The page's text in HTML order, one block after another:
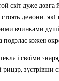
світ дуже довга й
стоять демони, які
вчинками
подолає кожен
і своїми
рицар, зустрівши